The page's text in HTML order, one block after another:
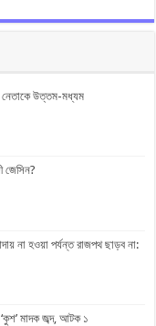
উত্তম-মধ্যম
জেসিন?
না হওয়া পর্যন্ত রাজপথ ছাড়ব না:
‘কুশ’ মাদক জব্দ, আটক ১